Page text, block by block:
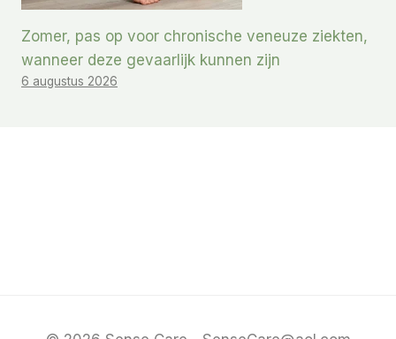
Zomer, pas op voor chronische veneuze ziekten,
wanneer deze gevaarlijk kunnen zijn
6 augustus 2026